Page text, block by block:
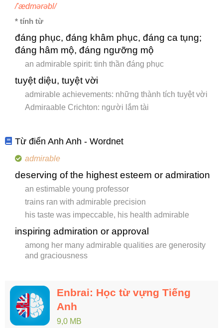
/'ædmərəbl/
* tính từ
đáng phục, đáng khâm phục, đáng ca tụng;
đáng hâm mộ, đáng ngưỡng mộ
an admirable spirit: tinh thần đáng phục
tuyệt diệu, tuyệt vời
admirable achievements: những thành tích tuyệt vời
Admiraable Crichton: người lắm tài
Từ điển Anh Anh - Wordnet
admirable
deserving of the highest esteem or admiration
an estimable young professor
trains ran with admirable precision
his taste was impeccable, his health admirable
inspiring admiration or approval
among her many admirable qualities are generosity
and graciousness
Enbrai: Học từ vựng Tiếng
Anh
9,0 MB